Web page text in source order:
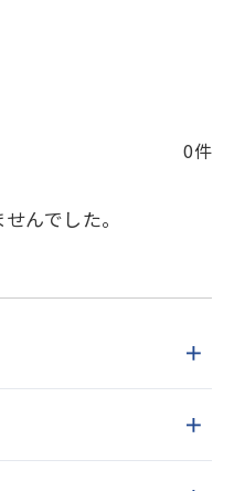
0件
んでした。
＋
＋